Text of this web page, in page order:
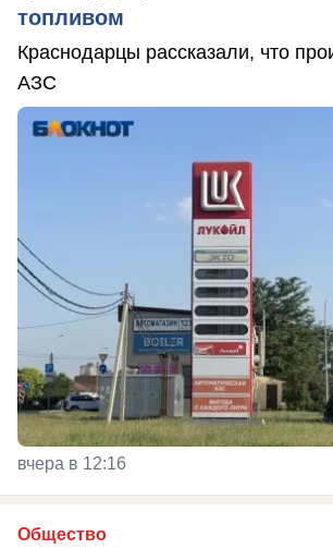
топливом
Краснодарцы рассказали, что
АЗС
вчера в 12:16
Общество